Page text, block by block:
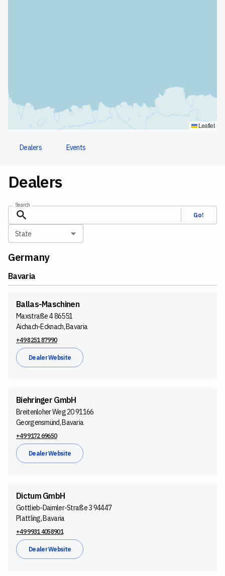
Leaflet
Dealers Events
Dealers
Search
Go!
State
Germany
Bavaria
Ballas-Maschinen
Maxstraße 4 86551
Aichach-Ecknach, Bavaria
+49 8251 87990
Dealer Website
Biehringer GmbH
Breitenloher Weg 20 91166
Georgensmünd, Bavaria
+49 9172 69650
Dealer Website
Dictum GmbH
Gottlieb-Daimler-Straße 3 94447
Plattling, Bavaria
+49 9931 4058901
Dealer Website